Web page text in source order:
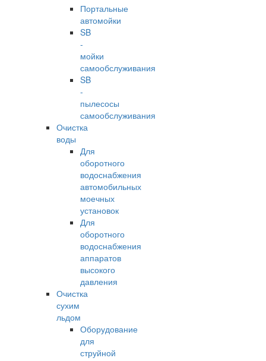
Портальные
автомойки
SB
-
мойки
самообслуживания
SB
-
пылесосы
самообслуживания
Очистка
воды
Для
оборотного
водоснабжения
автомобильных
моечных
установок
Для
оборотного
водоснабжения
аппаратов
высокого
давления
Очистка
сухим
льдом
Оборудование
для
струйной